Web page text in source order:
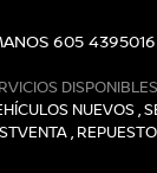
605 4395016
NUEVOS ,
,